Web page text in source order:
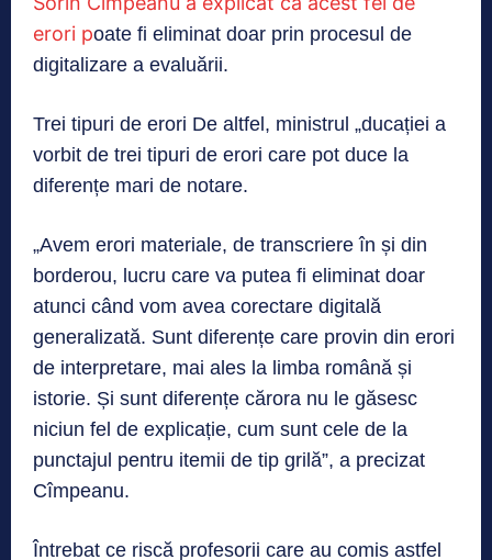
erori poate fi eliminat doar prin procesul de
digitalizare a evaluării.
Trei tipuri de erori De altfel, ministrul „ducației a
vorbit de trei tipuri de erori care pot duce la
diferențe mari de notare.
„Avem erori materiale, de transcriere în și din
borderou, lucru care va putea fi eliminat doar
atunci când vom avea corectare digitală
generalizată. Sunt diferențe care provin din erori
de interpretare, mai ales la limba română și
istorie. Și sunt diferențe cărora nu le găsesc
niciun fel de explicație, cum sunt cele de la
punctajul pentru itemii de tip grilă”, a precizat
Cîmpeanu.
Întrebat ce riscă profesorii care au comis astfel